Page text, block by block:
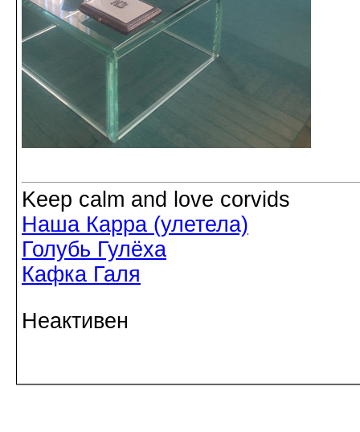
Keep calm and love corvids
Наша Карра (улетела)
Голубь Гулёха
Кафка Галя
Неактивен